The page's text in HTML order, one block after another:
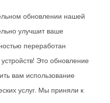
обновлении нашей
улучшит ваше
переработан
Это обновление
вам использование
услуг. Мы приняли к